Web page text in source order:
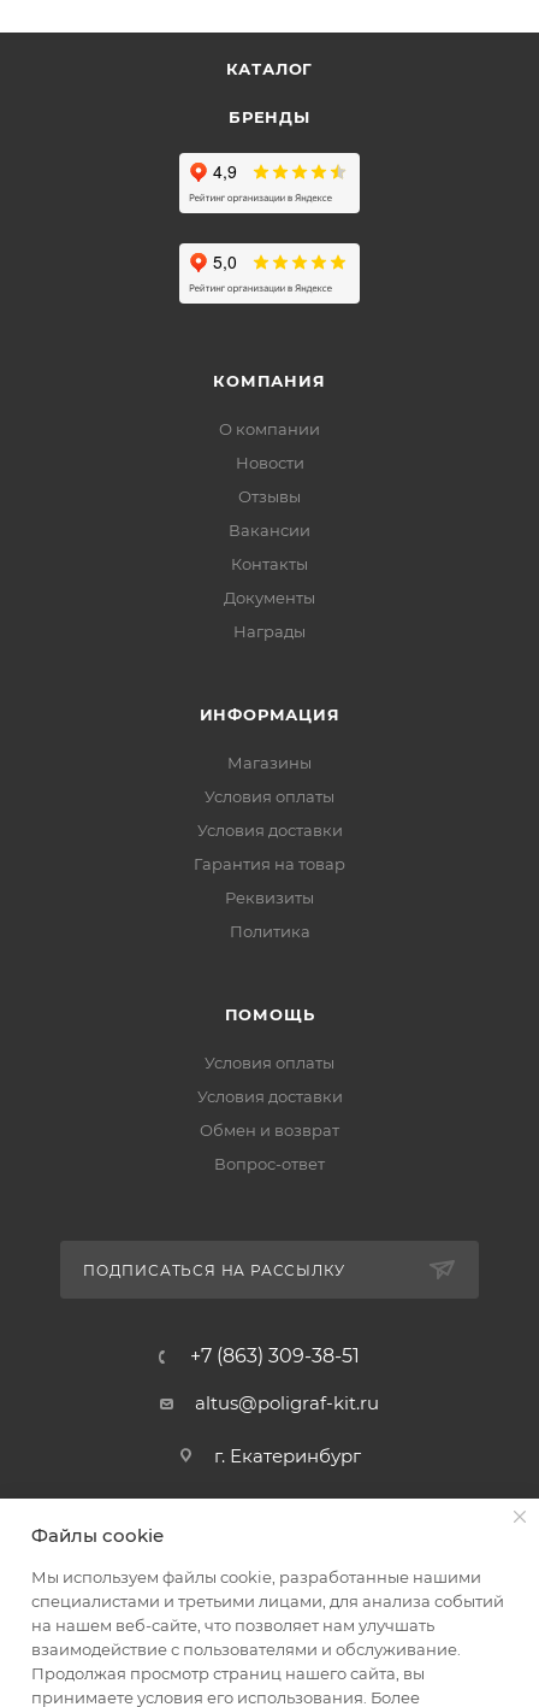
КАТАЛОГ
БРЕНДЫ
КОМПАНИЯ
О компании
Новости
Отзывы
Вакансии
Контакты
Документы
Награды
ИНФОРМАЦИЯ
Магазины
Условия оплаты
Условия доставки
Гарантия на товар
Реквизиты
Политика
ПОМОЩЬ
Условия оплаты
Условия доставки
Обмен и возврат
Вопрос-ответ
ПОДПИСАТЬСЯ НА РАССЫЛКУ
+7 (863) 309-38-51
altus@poligraf-kit.ru
г. Екатеринбург
2026 © Полиграф кит - интернет-магазин
Файлы cookie
Мы используем файлы cookie, разработанные нашими
специалистами и третьими лицами, для анализа событий
на нашем веб-сайте, что позволяет нам улучшать
взаимодействие с пользователями и обслуживание.
Продолжая просмотр страниц нашего сайта, вы
принимаете условия его использования. Более